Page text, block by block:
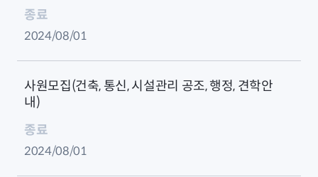
종료
2024/08/01
사원모집(건축, 통신, 시설관리 공조, 행정, 견학안
내)
종료
2024/08/01